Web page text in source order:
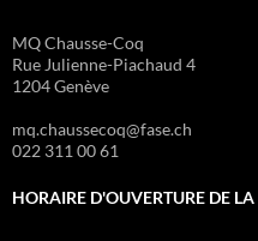
MQ Chausse-Coq
Rue Julienne-Piachaud 4
1204 Genève
mq.chaussecoq@fase.ch
022 311 00 61
HORAIRE D'OUVERTURE DE